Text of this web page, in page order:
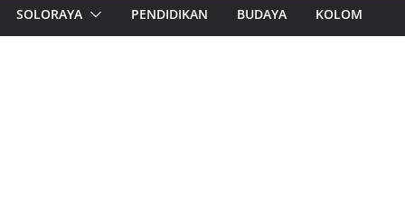
SOLORAYA PENDIDIKAN BUDAYA KOLOM